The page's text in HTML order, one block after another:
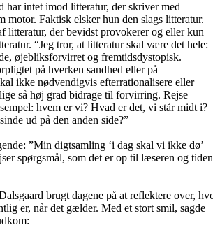
har intet imod litteratur, der skriver med
motor. Faktisk elsker hun den slags litteratur.
litteratur, der bevidst provokerer og eller kun
“Jeg tror, at litteratur skal være det hele:
øjebliksforvirret og fremtidsdystopisk.
på hverken sandhed eller på
ikke nødvendigvis efterrationalisere eller
så høj grad bidrage til forvirring. Rejse
hvem er vi? Hvad er det, vi står midt i?
ud på den anden side?”
”Min digtsamling ‘i dag skal vi ikke dø’
spørgsmål, som det er op til læseren og tiden
brugt dagene på at reflektere over,
er, når det gælder. Med et stort smil, sagde